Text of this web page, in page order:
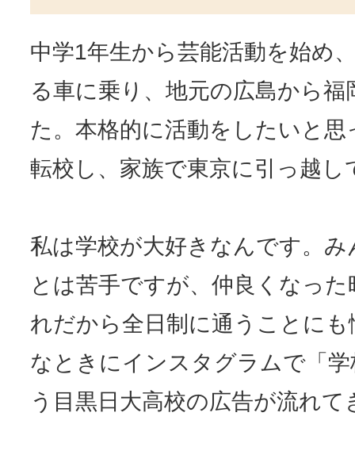
中学1年生から芸能活動を始め
る車に乗り、地元の広島から
た。本格的に活動をしたいと
転校し、家族で東京に引っ越し
私は学校が大好きなんです。
とは苦手ですが、仲良くなっ
れだから全日制に通うことに
なときにインスタグラムで「
う目黒日大高校の広告が流れて